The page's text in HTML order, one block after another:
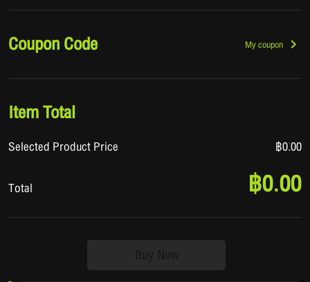
Coupon Code My coupon
Item Total
Selected Product Price ฿0.00
Total ฿0.00